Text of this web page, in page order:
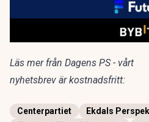
Läs mer från Dagens PS - vårt
nyhetsbrev är kostnadsfritt:
Centerpartiet
Ekdals